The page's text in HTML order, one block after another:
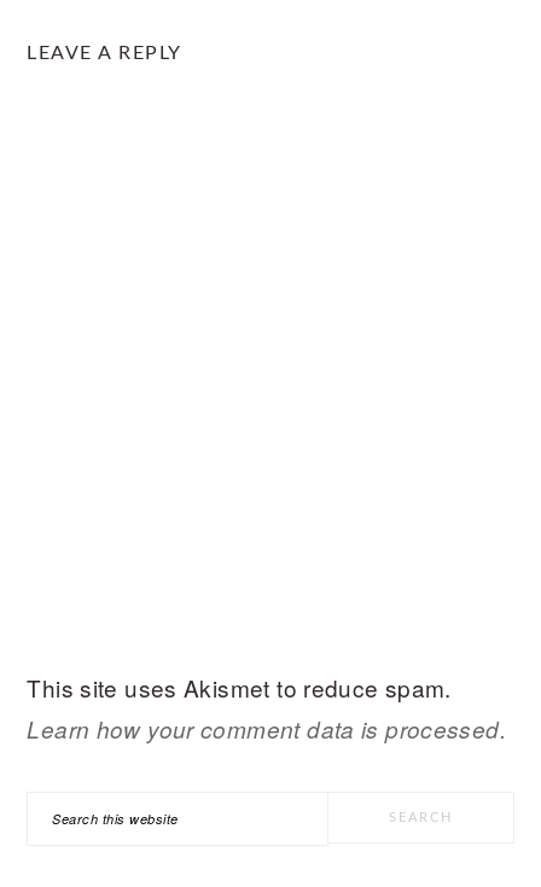
LEAVE A REPLY
This site uses Akismet to reduce spam.
Learn how your comment data is processed.
Search